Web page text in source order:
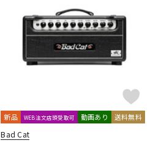
新品 WEB注文店頭受取可 動画あり 送料無料
Bad Cat